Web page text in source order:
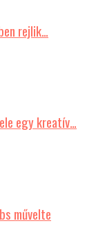
rejlik…
egy kreatív…
művelte